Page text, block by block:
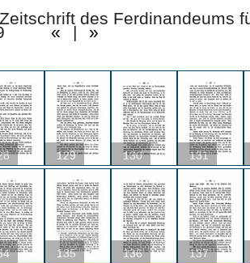
des
« | »
129 130 131
135 136 137